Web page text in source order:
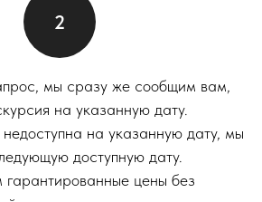
мы сразу же сообщим вам,
на указанную дату.
недоступна на указанную дату, мы
доступную дату.
цены без